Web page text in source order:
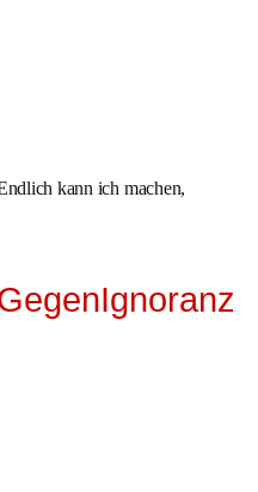
kann ich machen,